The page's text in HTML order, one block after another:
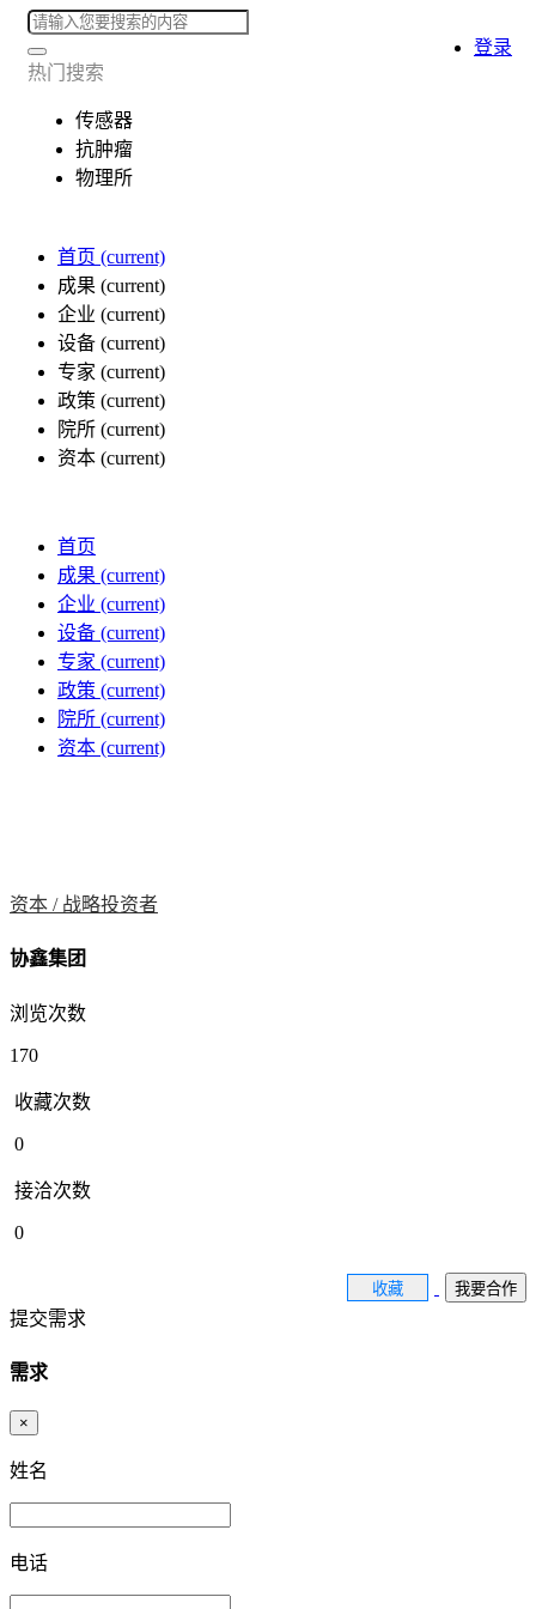
热门搜索
传感器
抗肿瘤
物理所
首页 (current)
成果 (current)
企业 (current)
设备 (current)
专家 (current)
政策 (current)
院所 (current)
资本 (current)
登录
首页
成果 (current)
企业 (current)
设备 (current)
专家 (current)
政策 (current)
院所 (current)
资本 (current)
资本 / 战略投资者
协鑫集团
浏览次数
170
收藏次数
0
接洽次数
0
收藏 我要合作
提交需求
需求
×
姓名
电话